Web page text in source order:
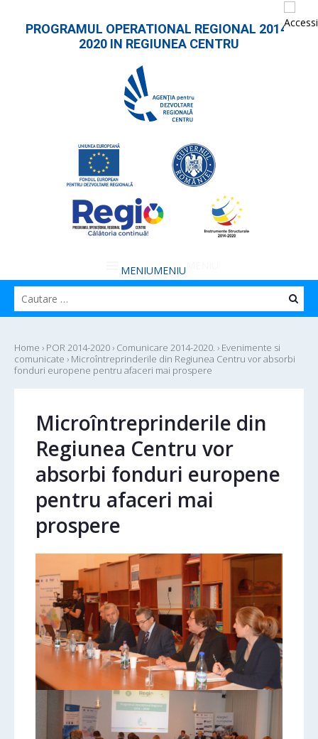
PROGRAMUL OPERATIONAL REGIONAL 2014-
2020 IN REGIUNEA CENTRU
MENIUMENIU
Home › POR 2014-2020› Comunicare 2014-2020. › Evenimente si
comunicate › Microîntreprinderile din Regiunea Centru vor absorbi
fonduri europene pentru afaceri mai prospere
Microîntreprinderile din
Regiunea Centru vor
absorbi fonduri europene
pentru afaceri mai
prospere